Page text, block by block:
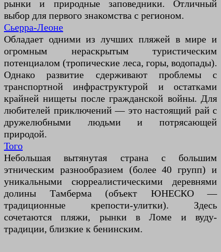
рынки и природные заповедники. Отличный
выбор для первого знакомства с регионом.
Сьерра-Леоне
Обладает одними из лучших пляжей в мире и
огромным нераскрытым туристическим
потенциалом (тропические леса, горы, водопады).
Однако развитие сдерживают проблемы с
транспортной инфраструктурой и остатками
крайней нищеты после гражданской войны. Для
любителей приключений — это настоящий рай с
дружелюбными людьми и потрясающей
природой.
Того
Небольшая вытянутая страна с большим
этническим разнообразием (более 40 групп) и
уникальными сюрреалистическими деревнями
долины Тамберма (объект ЮНЕСКО —
традиционные крепости-улитки). Здесь
сочетаются пляжи, рынки в Ломе и вуду-
традиции, близкие к бенинским.